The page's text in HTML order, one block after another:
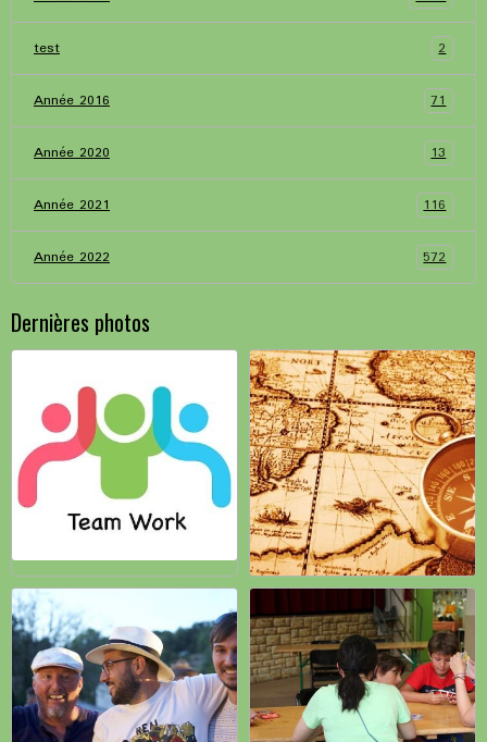
test 2
Année 2016 71
Année 2020 13
Année 2021 116
Année 2022 572
Dernières photos